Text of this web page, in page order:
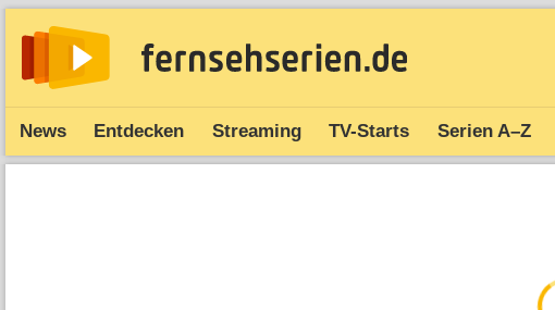
News Entdecken Streaming TV-Starts Serien A–Z